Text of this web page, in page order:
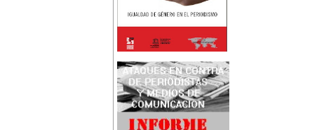
8 de marzo:
nace Juana Fernández Morales
(1895-1980), poeta conocida
Ibarbourou, o 'Juana de América'.
Se la considera una de las figuras
clave de la poesía
hispanoamericana
contemporánea.
14 de marzo:
Nace, en la Ciudad de México,